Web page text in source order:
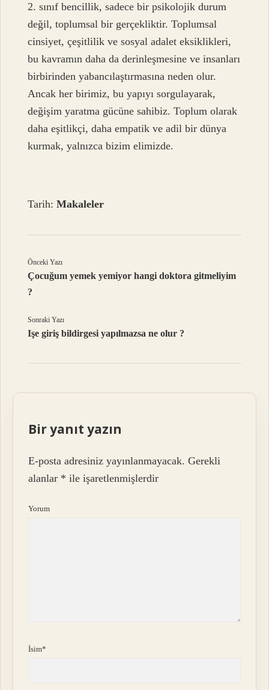
2. sınıf bencillik, sadece bir psikolojik durum
değil, toplumsal bir gerçekliktir. Toplumsal
cinsiyet, çeşitlilik ve sosyal adalet eksiklikleri,
bu kavramın daha da derinleşmesine ve insanları
birbirinden yabancılaştırmasına neden olur.
Ancak her birimiz, bu yapıyı sorgulayarak,
değişim yaratma gücüne sahibiz. Toplum olarak
daha eşitlikçi, daha empatik ve adil bir dünya
kurmak, yalnızca bizim elimizde.
Tarih:Makaleler
Önceki Yazı
Çocuğum yemek yemiyor hangi doktora gitmeliyim
?
Sonraki Yazı
Işe giriş bildirgesi yapılmazsa ne olur ?
Bir yanıt yazın
E-posta adresiniz yayınlanmayacak. Gerekli
alanlar * ile işaretlenmişlerdir
Yorum
İsim*